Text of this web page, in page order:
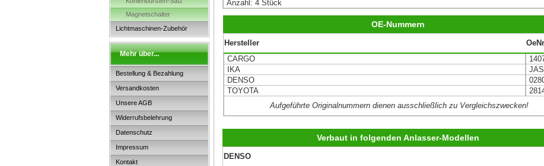
Magnetschalter
Lichtmaschinen-Zubehör
Mehr über...
Bestellung & Bezahlung
Versandkosten
Unsere AGB
Widerrufsbelehrung
Datenschutz
Impressum
Kontakt
Anzahl: 4 Stück
OE-Nummern
Hersteller
Aufgeführte Originalnummern dienen ausschließlich zu Vergleichszwecken!
CARGO
IKA
DENSO
TOYOTA
Verbaut in folgenden Anlasser-Modellen
DENSO